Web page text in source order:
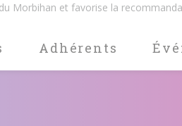
Morbihan et favorise la
Adhérents